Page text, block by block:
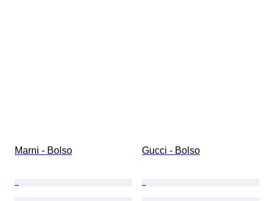
Marni - Bolso Gucci - Bolso